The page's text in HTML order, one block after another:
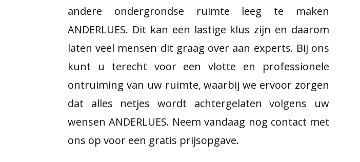
andere ondergrondse ruimte leeg te maken
ANDERLUES. Dit kan een lastige klus zijn en daarom
laten veel mensen dit graag over aan experts. Bij ons
kunt u terecht voor een vlotte en professionele
ontruiming van uw ruimte, waarbij we ervoor zorgen
dat alles netjes wordt achtergelaten volgens uw
wensen ANDERLUES. Neem vandaag nog contact met
ons op voor een gratis prijsopgave.